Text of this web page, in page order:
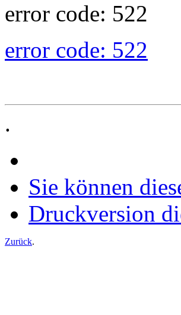
error code: 522
error code: 522
.
Sie können
Druckversion
Zurück.